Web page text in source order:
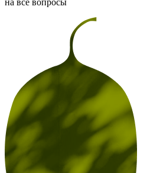
на все вопросы